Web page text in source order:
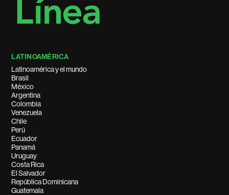
LATINOAMÉRICA
Latinoamérica y el mundo
Brasil
México
Argentina
Colombia
Venezuela
Chile
Perú
Ecuador
Panamá
Uruguay
Costa Rica
El Salvador
República Dominicana
Guatemala